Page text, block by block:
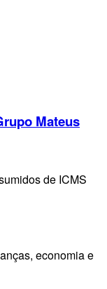
Mateus
de ICMS
economia e